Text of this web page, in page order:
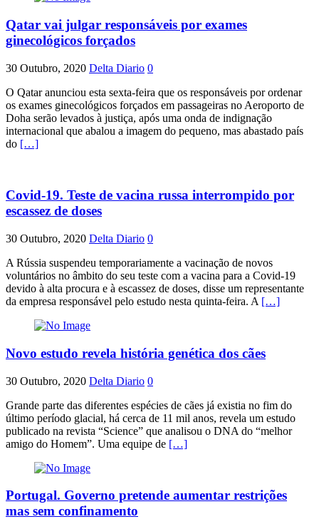
Qatar vai julgar responsáveis por exames
ginecológicos forçados
30 Outubro, 2020 Delta Diario 0
O Qatar anunciou esta sexta-feira que os responsáveis por ordenar
os exames ginecológicos forçados em passageiras no Aeroporto de
Doha serão levados à justiça, após uma onda de indignação
internacional que abalou a imagem do pequeno, mas abastado país
do […]
Covid-19. Teste de vacina russa interrompido por
escassez de doses
30 Outubro, 2020 Delta Diario 0
A Rússia suspendeu temporariamente a vacinação de novos
voluntários no âmbito do seu teste com a vacina para a Covid-19
devido à alta procura e à escassez de doses, disse um representante
da empresa responsável pelo estudo nesta quinta-feira. A […]
Novo estudo revela história genética dos cães
30 Outubro, 2020 Delta Diario 0
Grande parte das diferentes espécies de cães já existia no fim do
último período glacial, há cerca de 11 mil anos, revela um estudo
publicado na revista “Science” que analisou o DNA do “melhor
amigo do Homem”. Uma equipe de […]
Portugal. Governo pretende aumentar restrições
mas sem confinamento